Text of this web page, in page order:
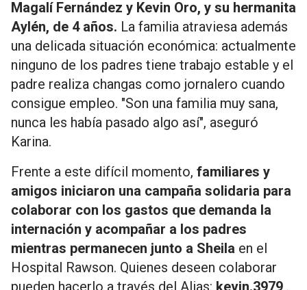
Magalí Fernández y Kevin Oro, y su hermanita
Aylén, de 4 años. La familia atraviesa además
una delicada situación económica: actualmente
ninguno de los padres tiene trabajo estable y el
padre realiza changas como jornalero cuando
consigue empleo. "Son una familia muy sana,
nunca les había pasado algo así", aseguró
Karina.
Frente a este difícil momento, familiares y
amigos iniciaron una campaña solidaria para
colaborar con los gastos que demanda la
internación y acompañar a los padres
mientras permanecen junto a Sheila en el
Hospital Rawson. Quienes deseen colaborar
pueden hacerlo a través del Alias: kevin.3979 .